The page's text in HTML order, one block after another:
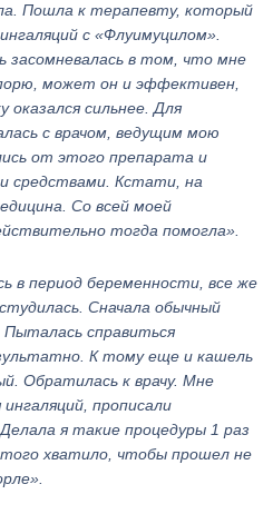
Пошла к терапевту, который
с «Флуимуцилом».
засомневалась в том, что мне
может он и эффективен,
оказался сильнее. Для
с врачом, ведущим мою
от этого препарата и
средствами. Кстати, на
Со всей моей
тогда помогла».
в период беременности, все же
Сначала обычный
Пыталась справиться
К тому еще и кашель
Обратилась к врачу. Мне
прописали
я такие процедуры 1 раз
хватило, чтобы прошел не